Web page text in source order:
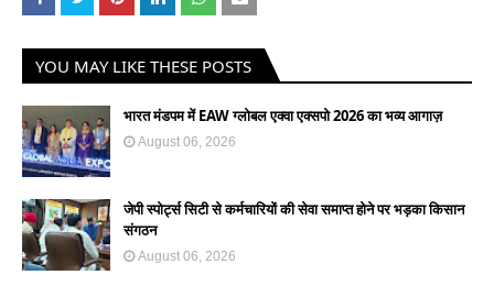
YOU MAY LIKE THESE POSTS
भारत मंडपम में EAW ग्लोबल एक्वा एक्सपो 2026 का भव्य आगाज़
August 06, 2026
जेपी स्पोर्ट्स सिटी से कर्मचारियों की सेवा समाप्त होने पर भड़का किसान
संगठन
August 06, 2026